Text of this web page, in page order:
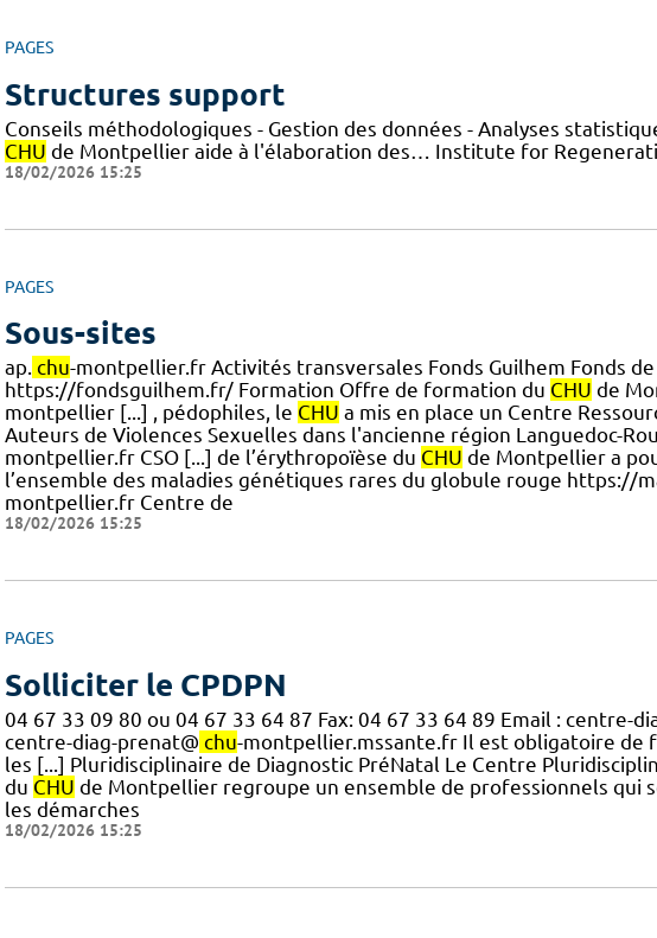
PAGES
Structures support
Conseils méthodologiques - Gestion des données - Analyses
CHU de Montpellier aide à l'élaboration des… Institute for
18/02/2026 15:25
PAGES
Sous-sites
ap. chu-montpellier.fr Activités transversales Fonds Guilhem Fonds
https://fondsguilhem.fr/ Formation Offre de formation du CHU de
montpellier [...] , pédophiles, le CHU a mis en place un Centre
Auteurs de Violences Sexuelles dans l'ancienne région Languedoc-
montpellier.fr CSO [...] de l’érythropoïèse du CHU de Montpellier a
l’ensemble des maladies génétiques rares du globule rouge https://
montpellier.fr Centre de
18/02/2026 15:25
PAGES
Solliciter le CPDPN
04 67 33 09 80 ou 04 67 33 64 87 Fax: 04 67 33 64 89 Email : centre-
centre-diag-prenat@ chu-montpellier.mssante.fr Il est obligatoire de
les [...] Pluridisciplinaire de Diagnostic PréNatal Le Centre
du CHU de Montpellier regroupe un ensemble de professionnels qui
les démarches
18/02/2026 15:25